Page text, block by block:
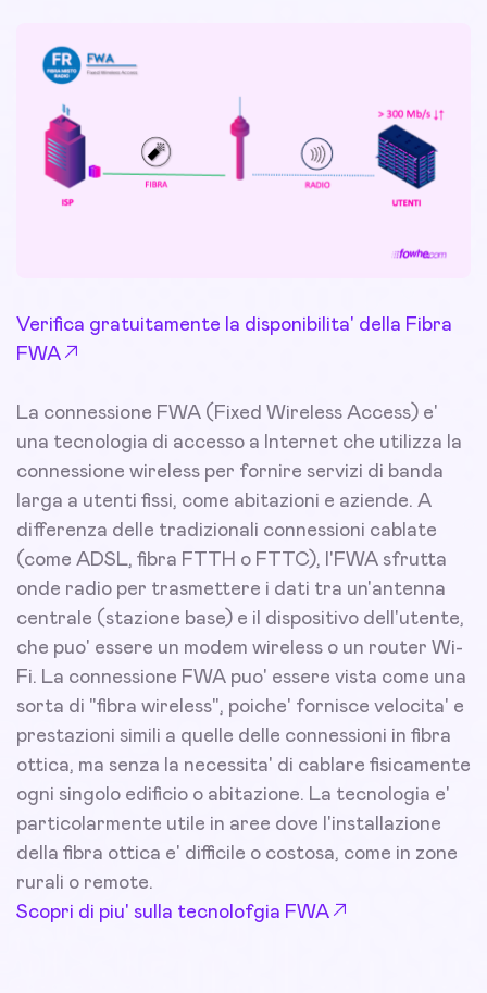
Verifica gratuitamente la disponibilita' della Fibra
FWA
La connessione FWA (Fixed Wireless Access) e'
una tecnologia di accesso a Internet che utilizza la
connessione wireless per fornire servizi di banda
larga a utenti fissi, come abitazioni e aziende. A
differenza delle tradizionali connessioni cablate
(come ADSL, fibra FTTH o FTTC), l'FWA sfrutta
onde radio per trasmettere i dati tra un'antenna
centrale (stazione base) e il dispositivo dell'utente,
che puo' essere un modem wireless o un router Wi-
Fi. La connessione FWA puo' essere vista come una
sorta di "fibra wireless", poiche' fornisce velocita' e
prestazioni simili a quelle delle connessioni in fibra
ottica, ma senza la necessita' di cablare fisicamente
ogni singolo edificio o abitazione. La tecnologia e'
particolarmente utile in aree dove l'installazione
della fibra ottica e' difficile o costosa, come in zone
rurali o remote.
Scopri di piu' sulla tecnolofgia FWA